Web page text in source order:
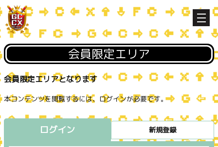
会員限定エリア
会員限定エリアとなります
本コンテンツを閲覧するには、ログインが必要です。
ログイン 新規登録